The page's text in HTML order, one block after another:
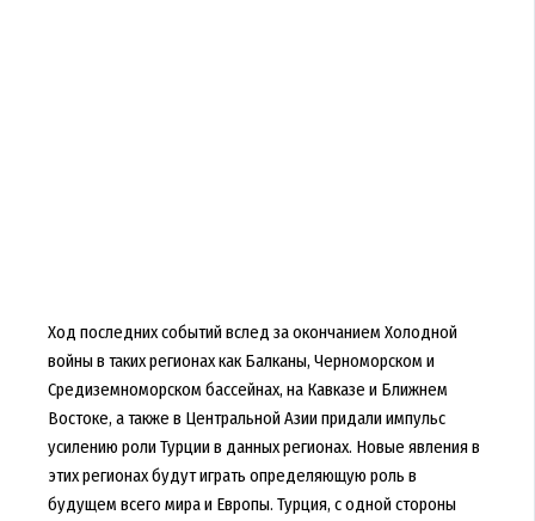
Ход последних событий вслед за окончанием Холодной
войны в таких регионах как Балканы, Черноморском и
Средиземноморском бассейнах, на Кавказе и Ближнем
Востоке, а также в Центральной Азии придали импульс
усилению роли Турции в данных регионах. Новые явления в
этих регионах будут играть определяющую роль в
будущем всего мира и Европы. Турция, с одной стороны